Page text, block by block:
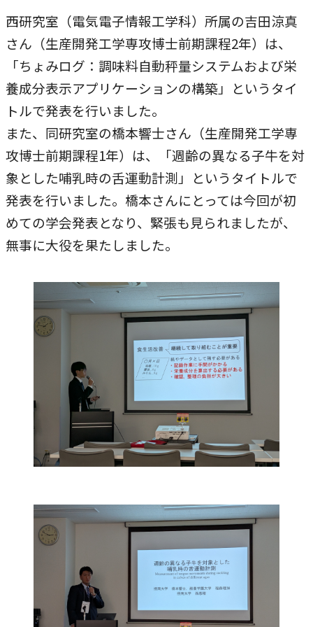
農学部
大学院
法学研究科
国際言語文化研究科
経済経営学研究科
理工学研究科
看護学研究科
農学研究科
教員紹介
教学関連
全学教育機構
在学生の方へ
本学への短期留学生に対する支援
海外協定校
キャンパス内国際交流
その他（国際協力等）
西研究室（電気電子情報工学科）所属の吉田涼真
さん（生産開発工学専攻博士前期課程2年）は、
「ちょみログ：調味料自動秤量システムおよび栄
養成分表示アプリケーションの構築」というタイ
トルで発表を行いました。
また、同研究室の橋本響士さん（生産開発工学専
攻博士前期課程1年）は、「週齢の異なる子牛を対
象とした哺乳時の舌運動計測」というタイトルで
発表を行いました。橋本さんにとっては今回が初
めての学会発表となり、緊張も見られましたが、
無事に大役を果たしました。